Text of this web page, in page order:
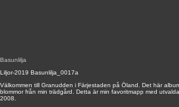
Basunlilja
Liljor-2019 Basunlilja_0017a
Välkommen till Granudden i Färjestaden på Öland. Det här
blommor från min trädgård. Detta är min favoritmapp med
2008.